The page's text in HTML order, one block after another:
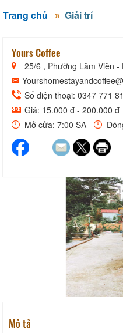
Trang chủ Giải trí
Yours Coffee
25/6 , Phường Lâm Viên
Số điện thoại: 0347 771
Giá: 15.000 đ - 200.000 đ
Mở cửa: 7:00 SA -
Mô tả